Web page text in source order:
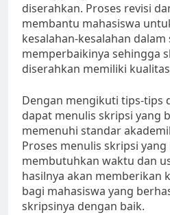
diserahkan. Proses revisi
membantu mahasiswa
kesalahan-kesalahan
memperbaikinya sehingga
diserahkan memiliki
Dengan mengikuti tips-tips
dapat menulis skripsi yang
memenuhi standar
Proses menulis skripsi
membutuhkan waktu dan
hasilnya akan memberikan
bagi mahasiswa yang
skripsinya dengan baik.